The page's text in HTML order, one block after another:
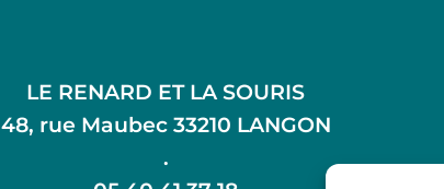
LE RENARD ET LA SOURIS
48, rue Maubec 33210 LANGON
.